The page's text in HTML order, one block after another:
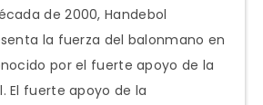
de 2000, Handebol
la fuerza del balonmano en
por el fuerte apoyo de la
El fuerte apoyo de la